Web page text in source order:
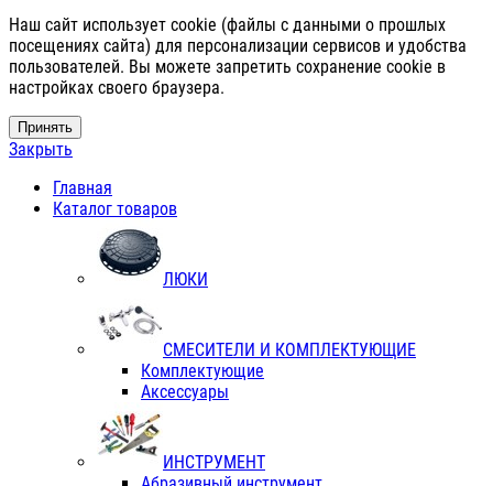
Наш сайт использует cookie (файлы с данными о прошлых
посещениях сайта) для персонализации сервисов и удобства
пользователей. Вы можете запретить сохранение cookie в
настройках своего браузера.
Принять
Закрыть
Главная
Каталог товаров
ЛЮКИ
СМЕСИТЕЛИ И КОМПЛЕКТУЮЩИЕ
Комплектующие
Аксессуары
ИНСТРУМЕНТ